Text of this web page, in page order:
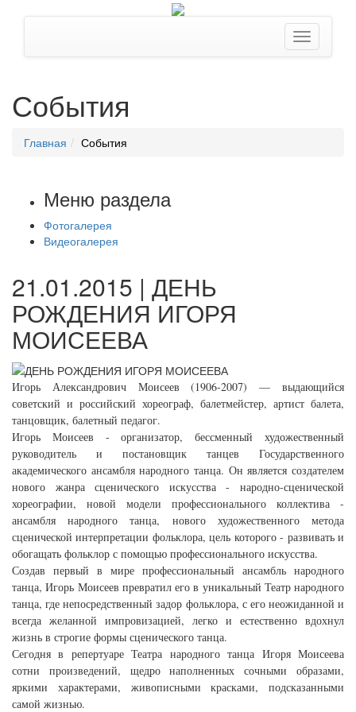
События
Главная События
Меню раздела
Фотогалерея
Видеогалерея
21.01.2015 | ДЕНЬ
РОЖДЕНИЯ ИГОРЯ
МОИСЕЕВА
Игорь Александрович Моисеев (1906-2007) — выдающийся
советский и российский хореограф, балетмейстер, артист балета,
танцовщик, балетный педагог.
Игорь Моисеев - организатор, бессменный художественный
руководитель и постановщик танцев Государственного
академического ансамбля народного танца. Он является создателем
нового жанра сценического искусства - народно-сценической
хореографии, новой модели профессионального коллектива -
ансамбля народного танца, нового художественного метода
сценической интерпретации фольклора, цель которого - развивать и
обогащать фольклор с помощью профессионального искусства.
Создав первый в мире профессиональный ансамбль народного
танца, Игорь Моисеев превратил его в уникальный Театр народного
танца, где непосредственный задор фольклора, с его неожиданной и
всегда желанной импровизацией, легко и естественно вдохнул
жизнь в строгие формы сценического танца.
Сегодня в репертуаре Театра народного танца Игоря Моисеева
сотни произведений, щедро наполненных сочными образами,
яркими характерами, живописными красками, подсказанными
самой жизнью.